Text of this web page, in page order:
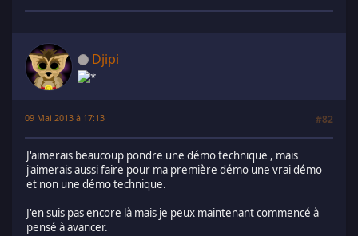
Djipi
09 Mai 2013 à 17:13 #82
J'aimerais beaucoup pondre une démo technique , mais
j'aimerais aussi faire pour ma première démo une vrai démo
et non une démo technique.
J'en suis pas encore là mais je peux maintenant commencé à
pensé à avancer.